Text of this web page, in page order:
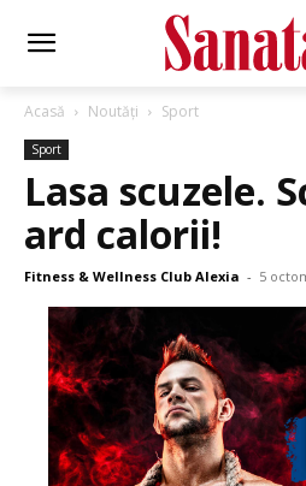
Acasă Noutăți Sport
Sport
Lasa scuzele.
ard calorii!
Fitness & Wellness Club Alexia - 5